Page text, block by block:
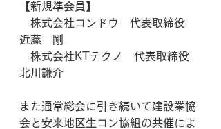
【新規準会員】
株式会社コンドウ　代表取締役
近藤　剛
株式会社KTテクノ　代表取締役
北川謙介
また通常総会に引き続いて建設業協
会と安来地区生コン協組の共催によ